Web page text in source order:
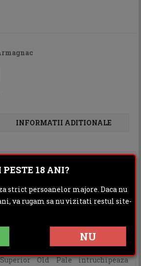
INFORMATII ADITIONALE
este un coniac contemporan cu
si vanilie se armonizeaza
de caise si un final pamantesc de
are o complexitate profunda si
interesante de diversitate
Old Pale intruchipeaza
PESTE 18 ANI?
strict persoanelor majore. Daca nu
va rugam sa nu vizitati restul site-
NU